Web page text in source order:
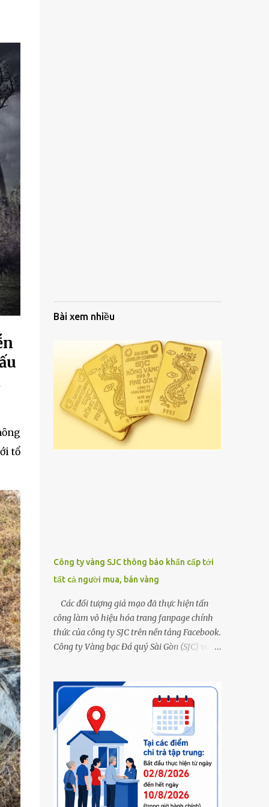
tổ
Bài xem nhiều
Công ty vàng SJC thông báo khẩn cấp tới
tất cả người mua, bán vàng
Các đối tượng giả mạo đã thực hiện tấn
công làm vô hiệu hóa trang fanpage chính
thức của công ty SJC trên nền tảng Facebook.
Công ty Vàng bạc Đá quý Sài Gòn (SJC) vừa
fanpage chính thức của công ty SJC trên nền
tảng Facebook (đường link page
www.facebook.com/sjcsaigon). Trước đó,
công ty liên tục ghi nhận và cảnh báo đến
khách hàng việc các đối tượng xấu giả mạo
Fanpage của SJC trên nền tảng Facebook
nhằm mục đích lừa đảo, trục lợi. Để bảo đảm
an toàn tài sản cho khách hàng, công ty SJC